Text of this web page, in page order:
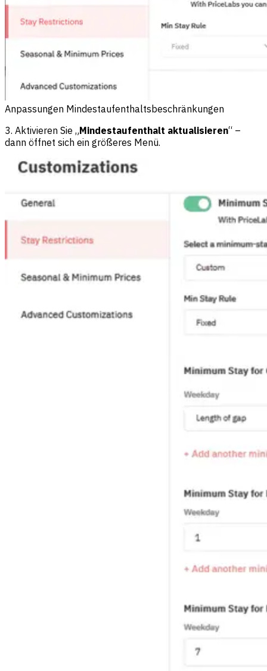
Anpassungen Mindestaufenthaltsbeschränkungen
3. Aktivieren Sie „Mindestaufenthalt aktualisieren“ –
dann öffnet sich ein größeres Menü.